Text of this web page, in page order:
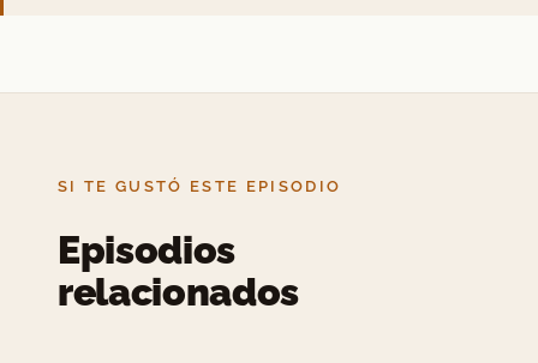
SI TE GUSTÓ ESTE EPISODIO
Episodios
relacionados